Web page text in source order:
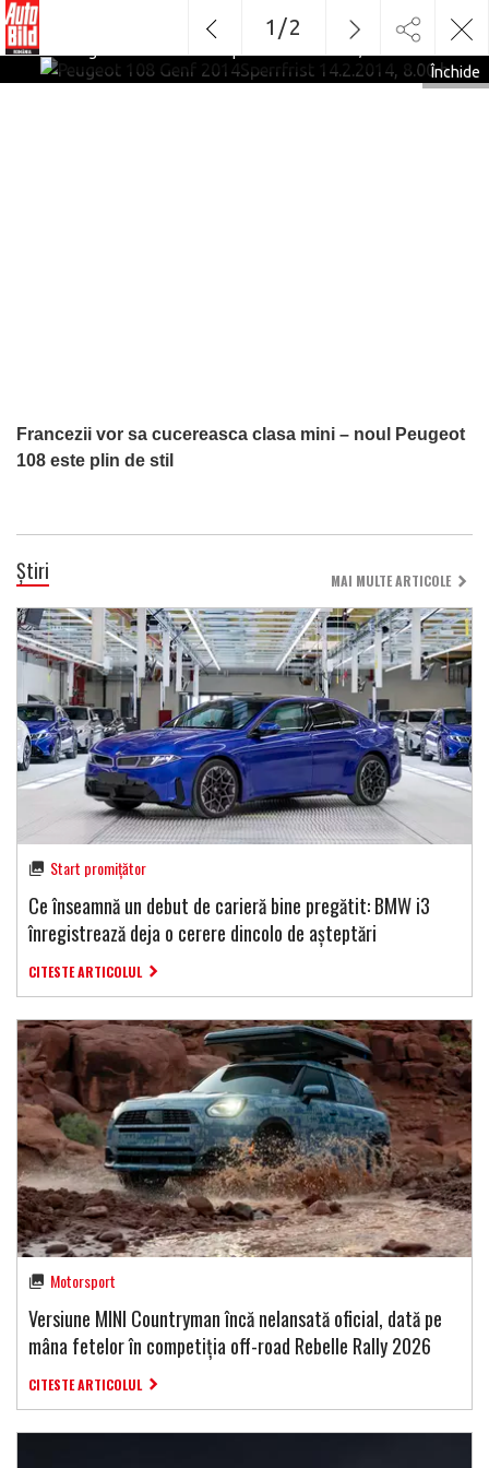
Francezii vor sa cucereasca clasa mini – noul Peugeot
108 este plin de stil
Închide
1 /2
Știri MAI MULTE ARTICOLE
Start promițător
Ce înseamnă un debut de carieră bine pregătit: BMW i3
înregistrează deja o cerere dincolo de așteptări
CITESTE ARTICOLUL
Motorsport
Versiune MINI Countryman încă nelansată oficial, dată pe
mâna fetelor în competiția off-road Rebelle Rally 2026
CITESTE ARTICOLUL